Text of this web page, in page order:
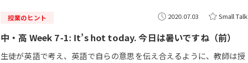
授業のヒント Small Talk
2020.07.03
中・高 Week 7-1: It’s hot today. 今日は暑いですね（前）
生徒が英語で考え、英語で自らの意思を伝え合えるように、教師は授